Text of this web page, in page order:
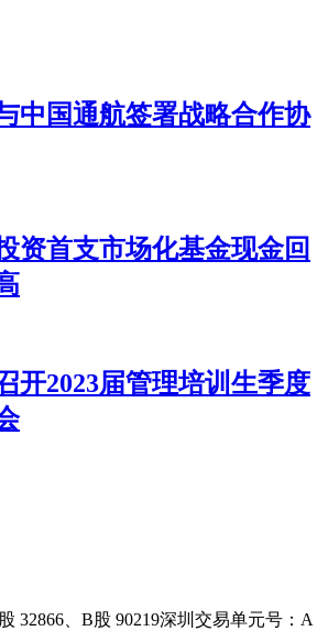
中国通航签署战略合作协
资首支市场化基金现金回
开2023届管理培训生季度
32866、B股 90219深圳交易单元号：A